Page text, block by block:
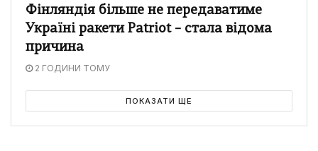
Фінляндія більше не передаватиме
Україні ракети Patriot – стала відома
причина
2 ГОДИНИ ТОМУ
ПОКАЗАТИ ЩЕ